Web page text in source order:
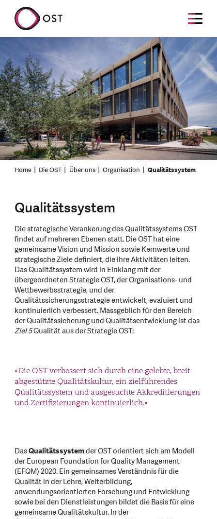
Home Die OST Über uns Organisation Qualitätssystem
Qualitätssystem
Die strategische Verankerung des Qualitätssystems OST
findet auf mehreren Ebenen statt. Die OST hat eine
gemeinsame Vision und Mission sowie Kernwerte und
strategische Ziele definiert, die ihre Aktivitäten leiten.
Das Qualitätssystem wird in Einklang mit der
übergeordneten Strategie OST, der Organisations- und
Wettbewerbsstrategie, und der
Qualitätssicherungsstrategie entwickelt, evaluiert und
kontinuierlich verbessert. Massgeblich für den Bereich
der Qualitätssicherung und Qualitätsentwicklung ist das
Ziel 5Qualität aus der Strategie OST:
«Die OST verbessert sich durch eine gelebte, breit
abgestützte Qualitätskultur, ein zielführendes
Qualitätssystem und ausgesuchte Akkreditierungen
und Zertifizierungen kontinuierlich.»
DasQualitätssystemder OST orientiert sich am Modell
der European Foundation for Quality Management
(EFQM) 2020. Ein gemeinsames Verständnis für die
Qualität in der Lehre, Weiterbildung,
anwendungsorientierten Forschung und Entwicklung
sowie bei den Dienstleistungen bildet die Basis für eine
gemeinsame Qualitätskultur. In der